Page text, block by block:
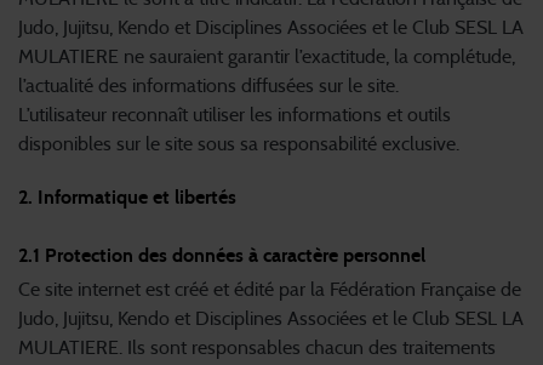
Judo, Jujitsu, Kendo et Disciplines Associées et le Club SESL LA
MULATIERE ne sauraient garantir l’exactitude, la complétude,
l’actualité des informations diffusées sur le site.
L’utilisateur reconnaît utiliser les informations et outils
disponibles sur le site sous sa responsabilité exclusive.
2. Informatique et libertés
2.1 Protection des données à caractère personnel
Ce site internet est créé et édité par la Fédération Française de
Judo, Jujitsu, Kendo et Disciplines Associées et le Club SESL LA
MULATIERE. Ils sont responsables chacun des traitements